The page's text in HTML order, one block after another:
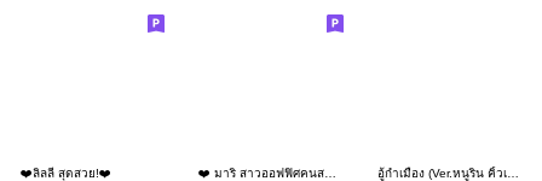
❤️ลิลลี่ สุดสวย!❤️ อู้กำเมือง (Ver.หนูริน คิ้วเกิร์ล)